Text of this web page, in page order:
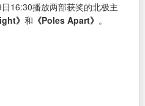
16:30播放两部获奖的北极主
》 和 《Poles Apart》 。